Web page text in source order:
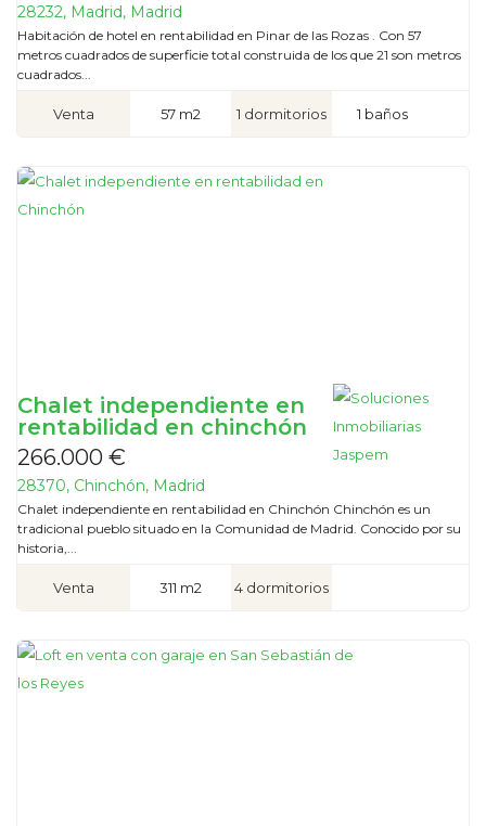
28232, Madrid, Madrid
Habitación de hotel en rentabilidad en Pinar de las Rozas . Con 57
metros cuadrados de superficie total construida de los que 21 son metros
cuadrados...
Venta 57 m2 1 dormitorios 1 baños
Chalet independiente en
rentabilidad en chinchón
266.000 €
28370, Chinchón, Madrid
Chalet independiente en rentabilidad en Chinchón Chinchón es un
tradicional pueblo situado en la Comunidad de Madrid. Conocido por su
historia,...
Venta 311 m2 4 dormitorios